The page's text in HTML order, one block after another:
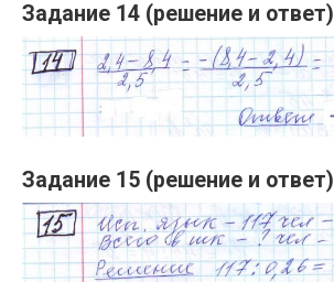
Задание 14 (решение и ответ)
Задание 15 (решение и ответ)